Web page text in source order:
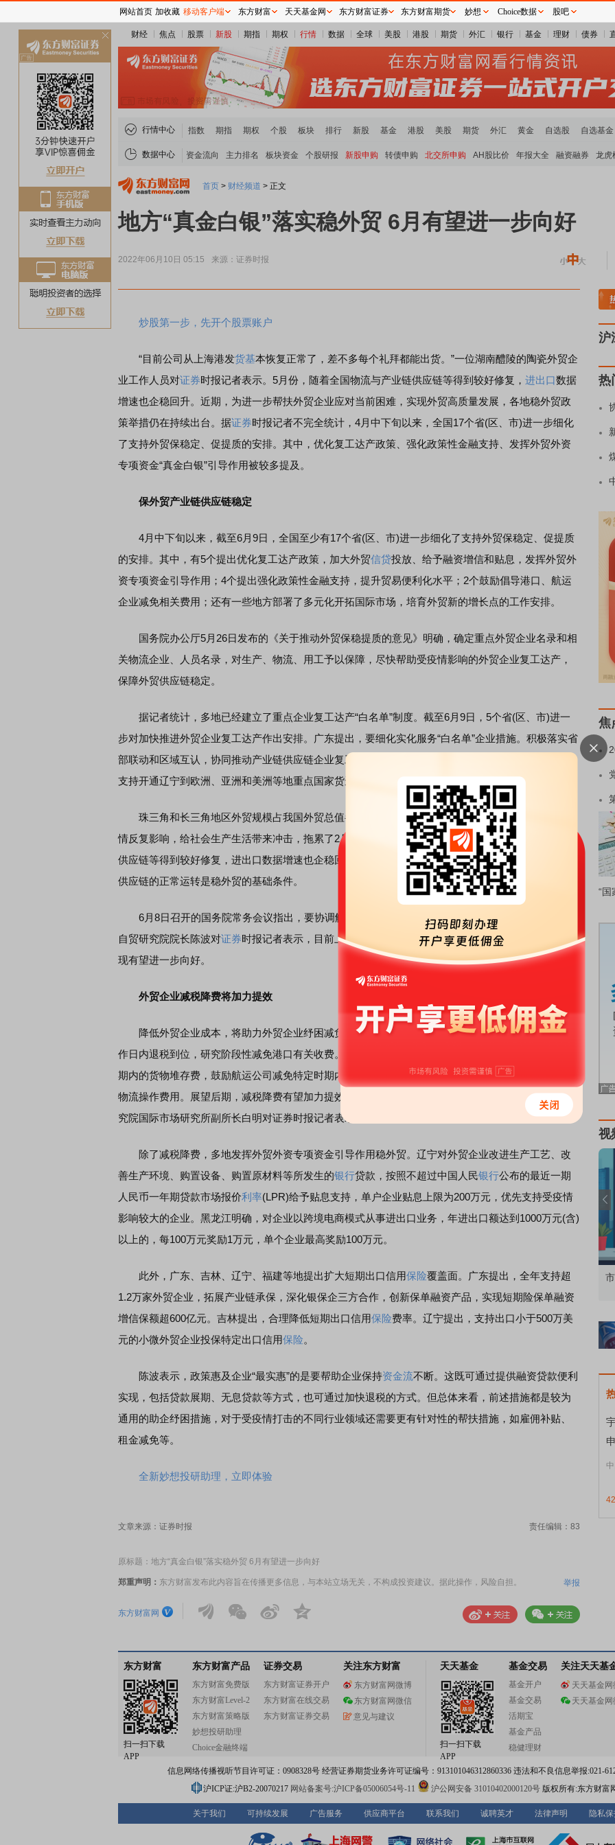
财经 焦点 股票 新股 期指 期权 行情 数据 全球 美股 港股 期货 外汇 银行 基金 理财 债券
行情中心 指数 期指 期权 个股 板块 排行 新股 基金 港股 美股 期货 外汇 黄金 自选股 自选基金
数据中心 资金流向 主力排名 板块资金 个股研报 新股申购 转债申购 北交所申购 AH股比价 年报大全 融资融券 龙虎
首页 > 财经频道 > 正文
地方“真金白银”落实稳外贸 6月有望进一步向好
2022年06月10日 05:15 来源：证券时报
炒股第一步，先开个股票账户
“目前公司从上海港发货基本恢复正常了，差不多每个礼拜都能出货。”一位湖南醴陵的陶瓷外贸企
业工作人员对证券时报记者表示。5月份，随着全国物流与产业链供应链等得到较好修复， 进出口数据
增速也企稳回升。近期，为进一步帮扶外贸企业应对当前困难，实现外贸高质量发展，各地稳外贸政
策举措仍在持续出台。据证券时报记者不完全统计，4月中下旬以来，全国17个省(区、市)进一步细化
了支持外贸保稳定、促提质的安排。其中，优化复工达产政策、强化政策性金融支持、发挥外贸外资
专项资金“真金白银”引导作用被较多提及。
保外贸产业链供应链稳定
4月中下旬以来，截至6月9日，全国至少有17个省(区、市)进一步细化了支持外贸保稳定、促提质
的安排。其中，有5个提出优化复工达产政策，加大外贸信贷投放、给予融资增信和贴息，发挥外贸外
资专项资金引导作用；4个提出强化政策性金融支持，提升贸易便利化水平；2个鼓励倡导港口、航运
企业减免相关费用；还有一些地方部署了多元化开拓国际市场，培育外贸新的增长点的工作安排。
国务院办公厅5月26日发布的《关于推动外贸保稳提质的意见》明确，确定重点外贸企业名录和相
关物流企业、人员名录，对生产、物流、用工予以保障，尽快帮助受疫情影响的外贸企业复工达产，
保障外贸供应链稳定。
据记者统计，多地已经建立了重点企业复工达产“白名单”制度。截至6月9日，5个省(区、市)进一
步对加快推进外贸企业复工达产作出安排。广东提出，要细化实化服务“白名单”企业措施。积极落实省
部联动和区域互认，协同推动产业链供应链企业复工达产。辽宁提出，推动外贸企业加快复工复产，
支持开通辽宁到欧洲、亚洲和美洲等地重点国家货运包机专线。
珠三角和长三角地区外贸规模占我国外贸总值半数以上。今年以来，两个地区相继受新冠肺炎疫
情反复影响，给社会生产生活带来冲击，拖累了2月以来的外贸表现。5月份，随着全国物流与产业链
供应链等得到较好修复，进出口数据增速也企稳回升。多位接受记者采访的专家都认为，保证产业链
供应链的正常运转是稳外贸的基础条件。
6月8日召开的国务院常务会议指出，要协调解决外贸外资企业复工达产、项目建设等困难。光谷
自贸研究院院长陈波对证券时报记者表示，目前上海外贸领域的复产达产恢复速度较快，6月份外贸表
现有望进一步向好。
外贸企业减税降费将加力提效
降低外贸企业成本，将助力外贸企业纾困减负。国常会对出口退税信用好的企业阶段性实行3个工
作日内退税到位，研究阶段性减免港口有关收费。上海和广东此前均提出，鼓励港口企业减免特定时
期内的货物堆存费，鼓励航运公司减免特定时期内的滞箱费，倡导港航相关企业减免外贸进出口相关
物流操作费用。展望后期，减税降费有望加力提效。“这些政策措施相当于企业的‘护身符’。”商务部研
究院国际市场研究所副所长白明对证券时报记者表示。
除了减税降费，多地发挥外贸外资专项资金引导作用稳外贸。辽宁对外贸企业改进生产工艺、改
善生产环境、购置设备、购置原材料等所发生的银行贷款，按照不超过中国人民银行公布的最近一期
人民币一年期贷款市场报价利率(LPR)给予贴息支持，单户企业贴息上限为200万元，优先支持受疫情
影响较大的企业。黑龙江明确，对企业以跨境电商模式从事进出口业务，年进出口额达到1000万元(含)
以上的，每100万元奖励1万元，单个企业最高奖励100万元。
此外，广东、吉林、辽宁、福建等地提出扩大短期出口信用保险覆盖面。广东提出，全年支持超
1.2万家外贸企业，拓展产业链承保，深化银保企三方合作，创新保单融资产品，实现短期险保单融资
增信保额超600亿元。吉林提出，合理降低短期出口信用保险费率。辽宁提出，支持出口小于500万美
元的小微外贸企业投保特定出口信用保险。
陈波表示，政策惠及企业“最实惠”的是要帮助企业保持资金流不断。这既可通过提供融资贷款便利
实现，包括贷款展期、无息贷款等方式，也可通过加快退税的方式。但总体来看，前述措施都是较为
通用的助企纾困措施，对于受疫情打击的不同行业领域还需要更有针对性的帮扶措施，如雇佣补贴、
租金减免等。
全新妙想投研助理，立即体验
文章来源：证券时报 责任编辑：83
原标题：地方“真金白银”落实稳外贸 6月有望进一步向好
郑重声明： 东方财富发布此内容旨在传播更多信息，与本站立场无关，不构成投资建议。据此操作，风险自担。 举报
东方财富网
A股估值分析
沪
热
焦
“国
视
连线｜东方财富证券陈果：A股再平衡的
债券知识通识：从基础认知到特色品种 了解北交所知识 做理性投资者
东方财富
扫一扫下载
APP
东方财富产品
东方财富免费版
东方财富Level-2
东方财富策略版
妙想投研助理
Choice金融终端
证券交易
东方财富证券开户
东方财富在线交易
东方财富证券交易
关注东方财富
东方财富网微博
东方财富网微信
意见与建议
天天基金
扫一扫下载
APP
基金交易
基金开户
基金交易
活期宝
基金产品
稳健理财
关注天天基
天天基金网
天天基金网
信息网络传播视听节目许可证：0908328号 经营证券期货业务许可证编号：913101046312860336 违法和不良信息举报:021-
沪ICP证:沪B2-20070217 网站备案号:沪ICP备05006054号-11 沪公网安备 31010402000120号版权所有:东方财富
关于我们 可持续发展 广告服务 供应商平台 联系我们 诚聘英才 法律声明 隐私保
网站首页 加收藏 移动客户端 东方财富 天天基金网 东方财富证券 东方财富期货 妙想 Choice数据 股吧
关